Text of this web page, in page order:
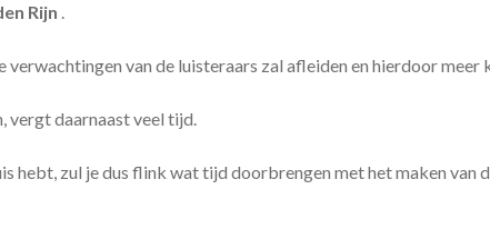
Rijn .
verwachtingen van de luisteraars zal afleiden en hierdoor meer
vergt daarnaast veel tijd.
hebt, zul je dus flink wat tijd doorbrengen met het maken